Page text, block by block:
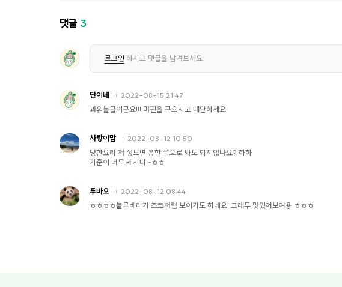
댓글 3
로그인 하시고 댓글을 남겨보세요.
단이네 2022-08-15 21:47
과유불급이군요!!! 머핀을 구으시고 대단하세요!
사랑이맘 2022-08-12 10:50
망한요리 저 정도면 흥한 쪽으로 봐도 되지않나요? 하하
기준이 너무 쎄시다~ㅎㅎ
푸바오 2022-08-12 08:44
ㅎㅎㅎㅎ블루베리가 초코처럼 보이기도 하네요! 그래두 맛있어보여용 ㅎㅎㅎ